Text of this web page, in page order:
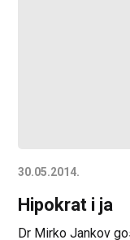
30.05.2014.
Hipokrat i ja
Dr Mirko Jankov